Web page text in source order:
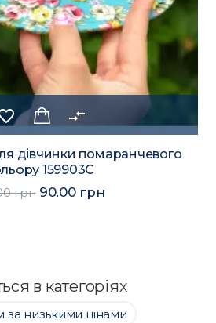
compare_arrows
дівчинки помаранчевого
159903C
грн 90.00 грн
в категоріях
низькими цінами